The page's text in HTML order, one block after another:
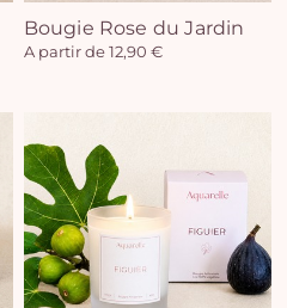
Bougie Rose du Jardin
A partir de 12,90 €